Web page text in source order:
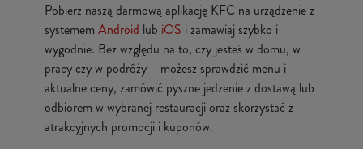
Pobierz naszą darmową aplikację KFC na urządzenie z
systemem Android lub iOS i zamawiaj szybko i
wygodnie. Bez względu na to, czy jesteś w domu, w
pracy czy w podróży – możesz sprawdzić menu i
aktualne ceny, zamówić pyszne jedzenie z dostawą lub
odbiorem w wybranej restauracji oraz skorzystać z
atrakcyjnych promocji i kuponów.